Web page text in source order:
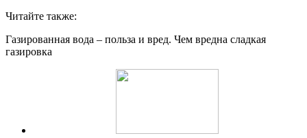
Читайте также:
Газированная вода – польза и вред. Чем вредна сладкая
газировка